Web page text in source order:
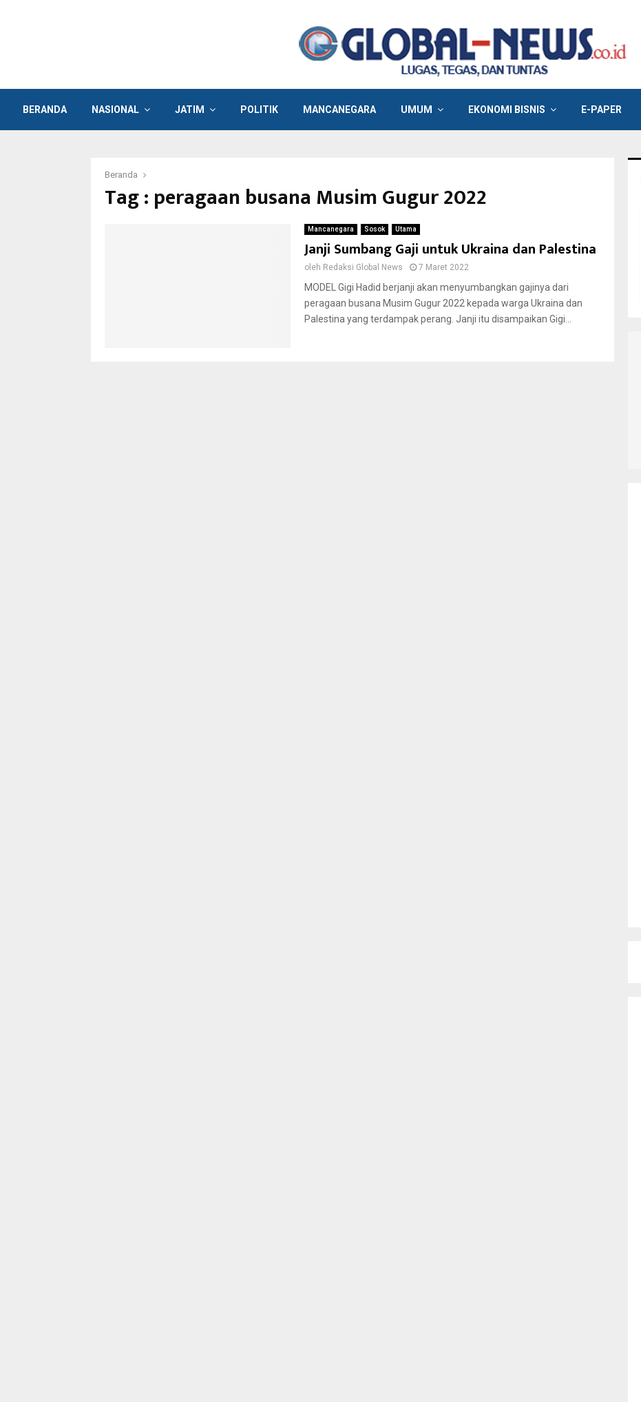
BERANDA NASIONAL JATIM POLITIK MANCANEGARA UMUM EKONOMI BISNIS E-PAPER
Beranda
Tag : peragaan busana Musim Gugur 2022
Mancanegara Sosok Utama
Janji Sumbang Gaji untuk Ukraina dan Palestina
oleh Redaksi Global News 7 Maret 2022
MODEL Gigi Hadid berjanji akan menyumbangkan gajinya dari
peragaan busana Musim Gugur 2022 kepada warga Ukraina dan
Palestina yang terdampak perang. Janji itu disampaikan Gigi...